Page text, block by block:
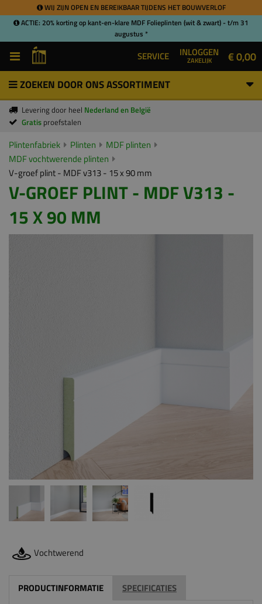
WIJ ZIJN OPEN EN BEREIKBAAR TIJDENS HET BOUWVERLOF
ACTIE: 20% korting op kant-en-klare MDF Folieplinten (wit & zwart) - t/m 31
augustus *
SERVICE INLOGGEN
ZAKELIJK € 0,00
ZOEKEN DOOR ONS ASSORTIMENT
Levering door heel Nederland en België
Gratis proefstalen
Plintenfabriek Plinten
MDF plinten
MDF vochtwerende plinten
V-groef plint - MDF v313 - 15 x 90 mm
V-GROEF PLINT - MDF V313 -
15 X 90 MM
Vochtwerend
PRODUCTINFORMATIE SPECIFICATIES